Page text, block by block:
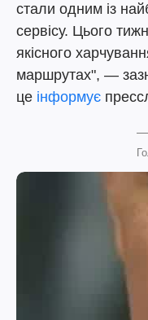
стали одним із
сервісу. Цього
якісного
маршрутах", —
це інформує